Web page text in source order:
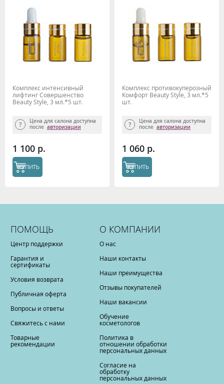
Комплекс интенсивный
лифтинг Совершенство
Beauty Style, 3 мл.*5 шт.
Цена для салона доступна
после авторизации
1 100 р.
КУПИТЬ
Комплекс противокуперозный
Комфорт Beauty Style, 3 мл.*5
шт.
Цена для салона доступна
после авторизации
1 060 р.
КУПИТЬ
ПОМОЩЬ
Центр поддержки
Гарантия и
сертификаты
Условия возврата
Публичная оферта
Вопросы и ответы
Свяжитесь с нами
Товарные
рекомендации
О КОМПАНИИ
О нас
Наши контакты
Наши преимущества
Отзывы покупателей
Наши вакансии
Обучение
косметологов
Политика в
отношении обработки
персональных данных
Согласие на
обработку
персональных данных